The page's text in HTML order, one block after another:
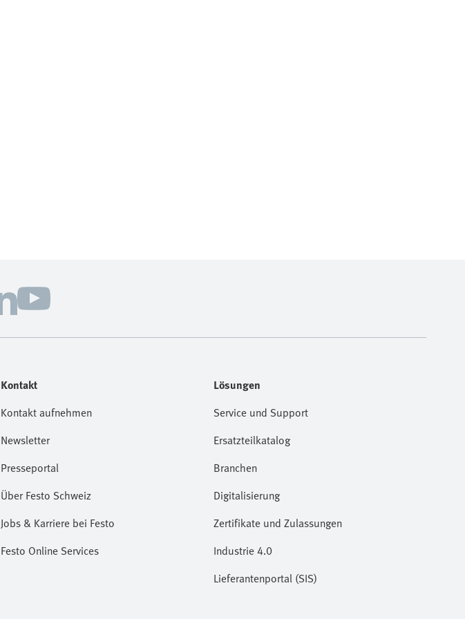
Kontakt
Kontakt aufnehmen
Newsletter
Presseportal
Über Festo Schweiz
Jobs & Karriere bei Festo
Festo Online Services
Lösungen
Service und Support
Ersatzteilkatalog
Branchen
Digitalisierung
Zertifikate und Zulassungen
Industrie 4.0
Lieferantenportal (SIS)